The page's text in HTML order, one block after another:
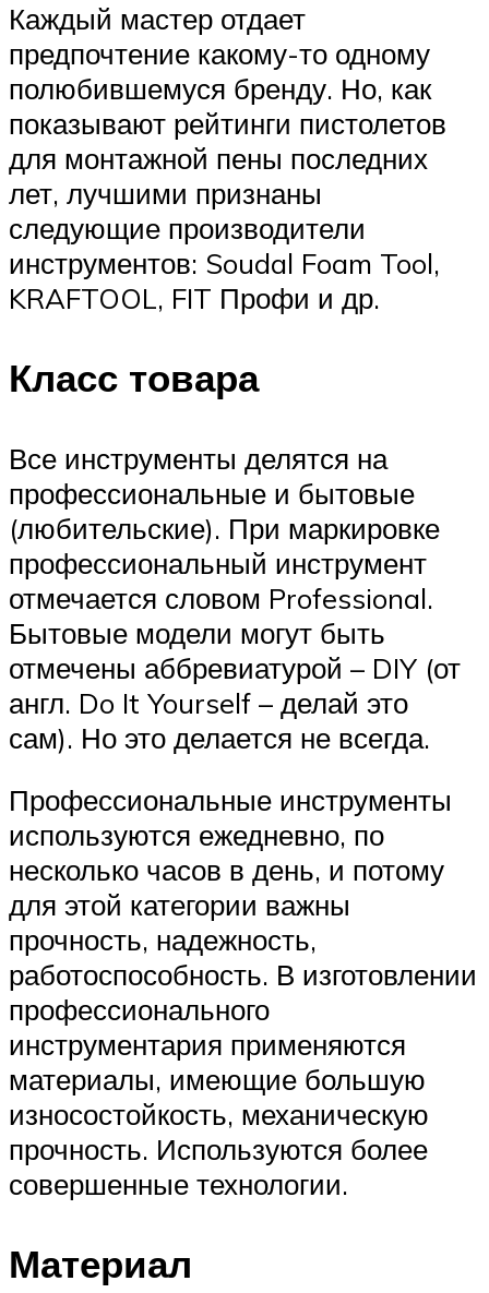
Каждый мастер отдает
предпочтение какому-то одному
полюбившемуся бренду. Но, как
показывают рейтинги пистолетов
для монтажной пены последних
лет, лучшими признаны
следующие производители
инструментов: Soudal Foam Tool,
KRAFTOOL, FIT Профи и др.
Класс товара
Все инструменты делятся на
профессиональные и бытовые
(любительские). При маркировке
профессиональный инструмент
отмечается словом Professional.
Бытовые модели могут быть
отмечены аббревиатурой – DIY (от
англ. Do It Yourself – делай это
сам). Но это делается не всегда.
Профессиональные инструменты
используются ежедневно, по
несколько часов в день, и потому
для этой категории важны
прочность, надежность,
работоспособность. В изготовлении
профессионального
инструментария применяются
материалы, имеющие большую
износостойкость, механическую
прочность. Используются более
совершенные технологии.
Материал